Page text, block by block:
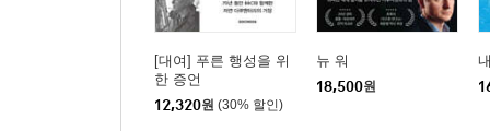
맺음말
감사의 글
찾아보기
[대여] 푸른 행성을 위
한 증언
12,320원 (30% 할인)
뉴 워
18,500원